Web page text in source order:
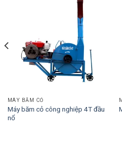
MÁY BĂM CỎ
Máy băm cỏ công nghiệp 4T đầu
nổ